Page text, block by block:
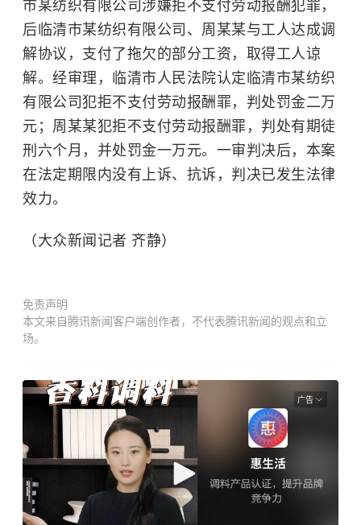
市某纺织有限公司涉嫌拒不支付劳动报酬犯罪，
后临清市某纺织有限公司、周某某与工人达成调
解协议，支付了拖欠的部分工资，取得工人谅
解。经审理，临清市人民法院认定临清市某纺织
有限公司犯拒不支付劳动报酬罪，判处罚金二万
元；周某某犯拒不支付劳动报酬罪，判处有期徒
刑六个月，并处罚金一万元。一审判决后，本案
在法定期限内没有上诉、抗诉，判决已发生法律
效力。
（大众新闻记者 齐静）
免责声明
本文来自腾讯新闻客户端创作者，不代表腾讯新闻的观点和立
场。
广告